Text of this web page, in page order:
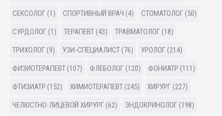
СЕКСОЛОГ (1) СПОРТИВНЫЙ ВРАЧ (4) СТОМАТОЛОГ (50)
СУРДОЛОГ (1) ТЕРАПЕВТ (43) ТРАВМАТОЛОГ (18)
ТРИХОЛОГ (9) УЗИ-СПЕЦИАЛИСТ (76) УРОЛОГ (214)
ФИЗИОТЕРАПЕВТ (107) ФЛЕБОЛОГ (120) ФОНИАТР (111)
ФТИЗИАТР (152) ХИМИОТЕРАПЕВТ (245) ХИРУРГ (227)
ЧЕЛЮСТНО-ЛИЦЕВОЙ ХИРУРГ (62) ЭНДОКРИНОЛОГ (198)